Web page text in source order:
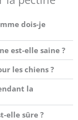
dois-je
est-elle saine ?
les chiens ?
la
elle sûre ?